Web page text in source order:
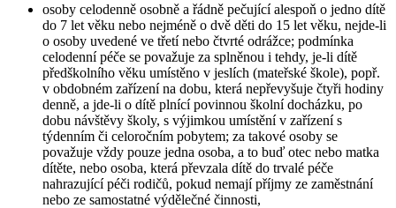
osoby celodenně osobně a řádně pečující alespoň o jedno dítě
do 7 let věku nebo nejméně o dvě děti do 15 let věku, nejde-li
o osoby uvedené ve třetí nebo čtvrté odrážce; podmínka
celodenní péče se považuje za splněnou i tehdy, je-li dítě
předškolního věku umístěno v jeslích (mateřské škole), popř.
v obdobném zařízení na dobu, která nepřevyšuje čtyři hodiny
denně, a jde-li o dítě plnící povinnou školní docházku, po
dobu návštěvy školy, s výjimkou umístění v zařízení s
týdenním či celoročním pobytem; za takové osoby se
považuje vždy pouze jedna osoba, a to buď otec nebo matka
dítěte, nebo osoba, která převzala dítě do trvalé péče
nahrazující péči rodičů, pokud nemají příjmy ze zaměstnání
nebo ze samostatné výdělečné činnosti,